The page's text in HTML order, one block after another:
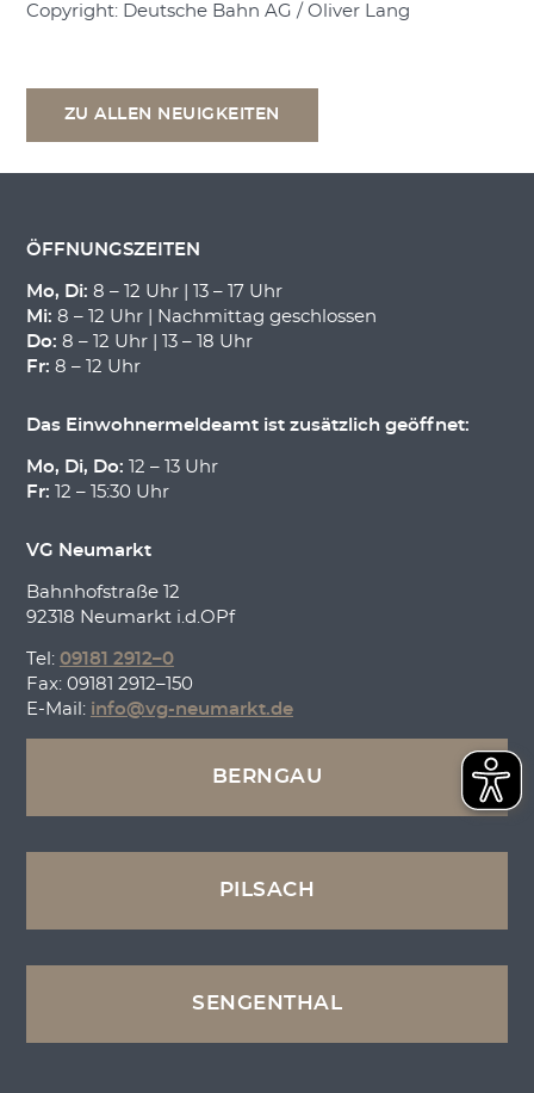
Copyright: Deutsche Bahn AG / Oliver Lang
ZU ALLEN NEUIGKEITEN
ÖFFNUNGSZEITEN
Mo, Di: 8 – 12 Uhr | 13 – 17 Uhr
Mi: 8 – 12 Uhr | Nachmittag geschlossen
Do: 8 – 12 Uhr | 13 – 18 Uhr
Fr: 8 – 12 Uhr
Das Einwohnermeldeamt ist zusätzlich geöffnet:
Mo, Di, Do: 12 – 13 Uhr
Fr: 12 – 15:30 Uhr
VG Neumarkt
Bahnhofstraße 12
92318 Neumarkt i.d.OPf
Tel: 09181 2912–0
Fax: 09181 2912–150
E-Mail: info@vg-neumarkt.de
BERNGAU
PILSACH
SENGENTHAL